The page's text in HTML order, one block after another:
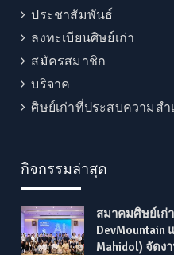
ประชาสัมพันธ์
ลงทะเบียนศิษย์เก่า
สมัครสมาชิก
บริจาค
ศิษย์เก่าที่ประสบความสำ
กิจกรรมล่าสุด
สมาคมศิษย์เก่
DevMountain
Mahidol) จัดง